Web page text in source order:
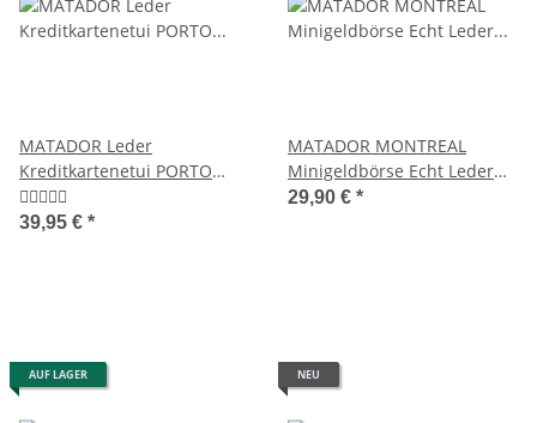
MATADOR Leder
Kreditkartenetui PORTO
Kreditkartenhülle RFID A7
39,95 € *
MATADOR MONTREAL
Minigeldbörse Echt Leder
Kreditkartenetui RFID
29,90 € *
AUF LAGER NEU